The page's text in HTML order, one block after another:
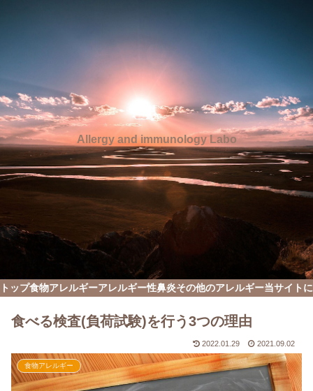
Allergy and immunology Labo
トップ食物アレルギーアレルギー性鼻炎その他のアレルギー当サイト
食べる検査(負荷試験)を行う3つの理由
2022.01.29 2021.09.02
食物アレルギー